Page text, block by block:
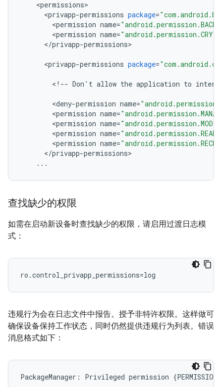
<permissions>
<privapp-permissions package=
<permission name=
<permission name=
</privapp-permissions>
<privapp-permissions package=
< ! -- Don ' t allow the application to
<deny-permission name=
<permission name=
<permission name=
<permission name=
<permission name=
</privapp-permissions>
...
查找缺少的权限
如需在启动新设备时查找缺少的权限，请启用过渡日志模
式：
ro.control_privapp_permissions=log
违规行为会在日志文件中报告。授予非特许权限。这样做可
确保设备保持工作状态，同时仍然提供违规行为列表。错误
消息格式如下：